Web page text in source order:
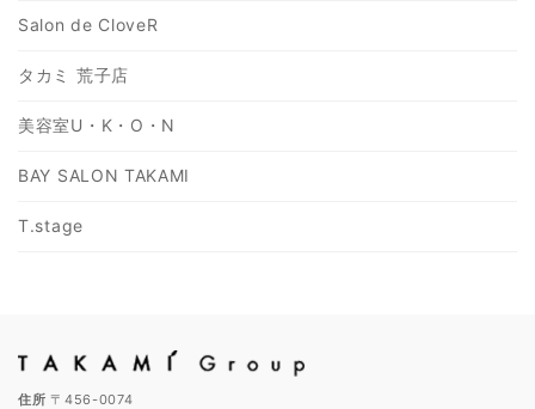
Salon de CloveR
タカミ 荒子店
美容室U・K・O・N
BAY SALON TAKAMI
T.stage
住所 〒456-0074